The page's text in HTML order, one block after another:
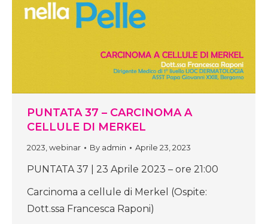
PUNTATA 37 – CARCINOMA A
CELLULE DI MERKEL
2023 webinar By admin Aprile 23, 2023
PUNTATA 37 | 23 Aprile 2023 – ore 21:00
Carcinoma a cellule di Merkel (Ospite:
Dott.ssa Francesca Raponi)